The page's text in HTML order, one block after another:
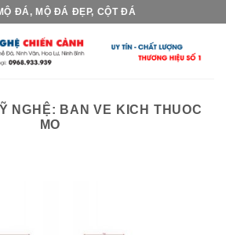
ĐÁ, MỘ ĐÁ ĐẸP, CỘT ĐÁ
NGHỆ: BAN VE KICH THUOC
MO